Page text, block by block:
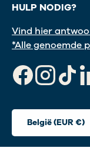
HULP NODIG?
Vind hier
*Alle genoemde
Facebook
Land/Regio
België (EUR €)